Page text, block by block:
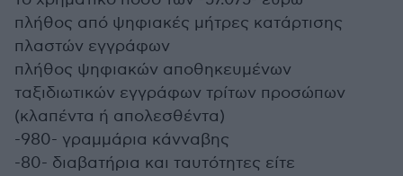
πλήθος από ψηφιακές μήτρες κατάρτισης
πλαστών εγγράφων
πλήθος ψηφιακών αποθηκευμένων
ταξιδιωτικών εγγράφων τρίτων προσώπων
(κλαπέντα ή απολεσθέντα)
-980- γραμμάρια κάνναβης
-80- διαβατήρια και ταυτότητες είτε